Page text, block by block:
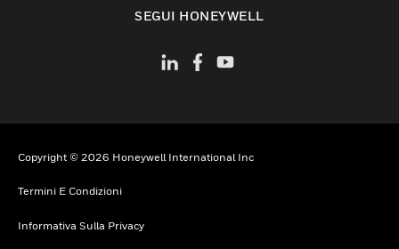
SEGUI HONEYWELL
Copyright © 2026 Honeywell International Inc
Termini E Condizioni
Informativa Sulla Privacy